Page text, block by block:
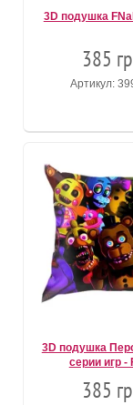
3D подушка
385
Артикул:
3D подушка
серии игр -
385